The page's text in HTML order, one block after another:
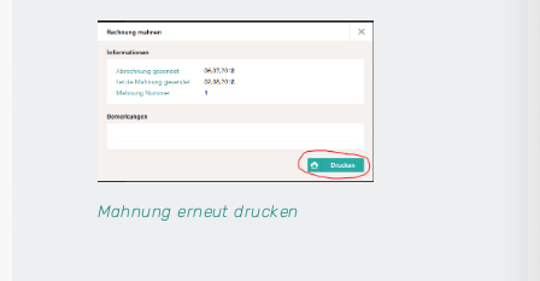
Mahnung erneut drucken